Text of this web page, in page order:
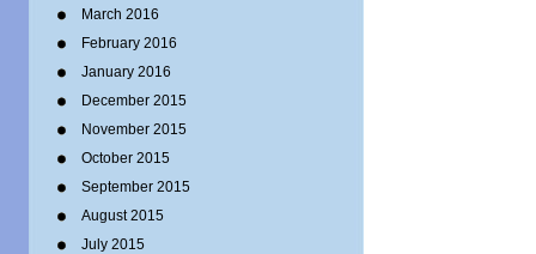
March 2016
February 2016
January 2016
December 2015
November 2015
October 2015
September 2015
August 2015
July 2015